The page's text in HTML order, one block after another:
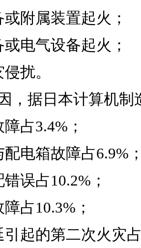
附属装置起火；
电气设备起火；
扰。
，据日本计算机
占3.4%；
电箱故障占6.9%
误占10.2%；
占10.3%；
起的第二次火灾